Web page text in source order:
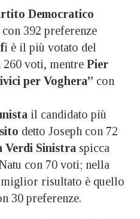
Democratico
con 392 preferenze
i è il più votato del
260 voti, mentre Pier
per Voghera” con
il candidato più
detto Joseph con 72
Verdi Sinistra spicca
con 70 voti; nella
risultato è quello
30 preferenze.